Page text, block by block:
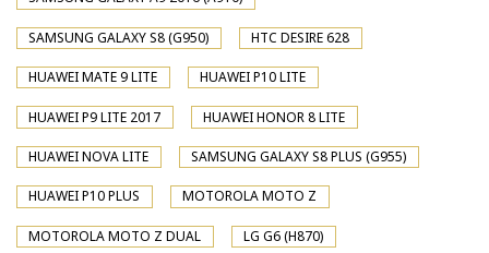
SAMSUNG GALAXY S8 (G950) HTC DESIRE 628
HUAWEI MATE 9 LITE HUAWEI P10 LITE
HUAWEI P9 LITE 2017 HUAWEI HONOR 8 LITE
HUAWEI NOVA LITE SAMSUNG GALAXY S8 PLUS (G955)
HUAWEI P10 PLUS MOTOROLA MOTO Z
MOTOROLA MOTO Z DUAL LG G6 (H870)